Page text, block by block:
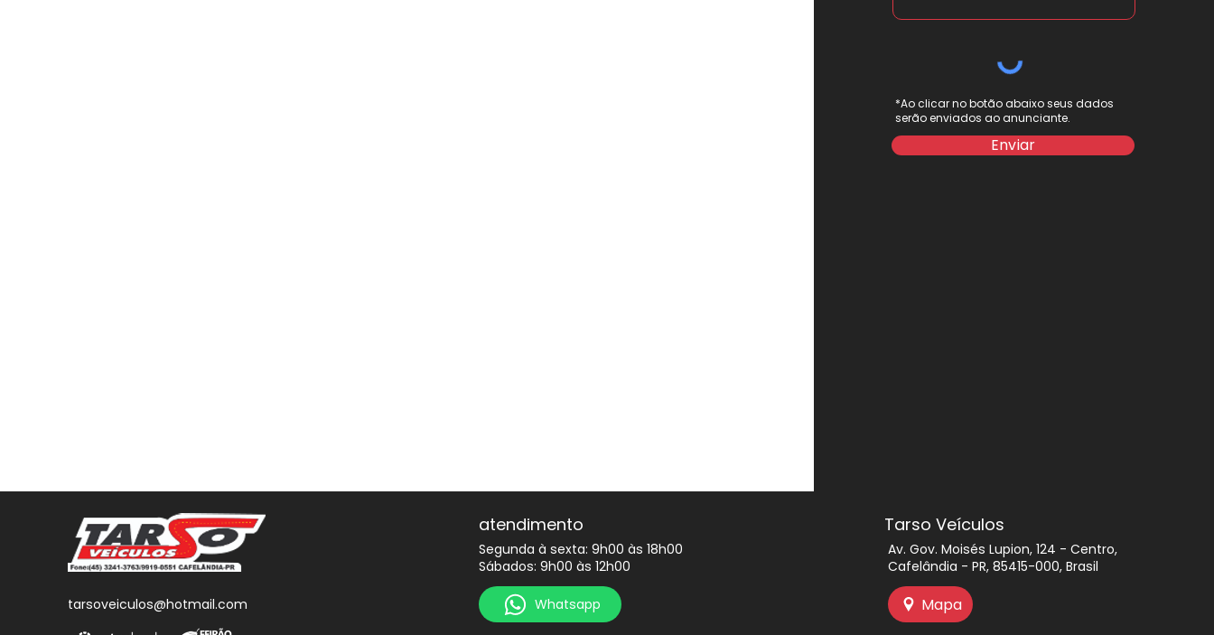
*Ao clicar no botão abaixo seus dados
serão enviados ao anunciante.
Enviar
tarsoveiculos@hotmail.com
atendimento
Segunda à sexta: 9h00 às 18h00
Sábados: 9h00 às 12h00
Whatsapp
Tarso Veículos
Av. Gov. Moisés Lupion, 124 - Centro,
Cafelândia - PR, 85415-000, Brasil
Mapa